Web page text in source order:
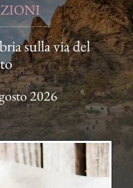
sulla via del
2026